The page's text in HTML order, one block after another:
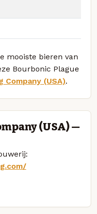
mooiste bieren van
Bourbonic Plague
Company (USA).
(USA) —